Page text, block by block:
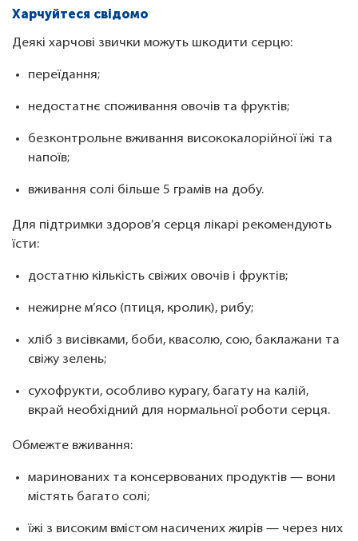
Харчуйтеся свідомо
Деякі харчові звички можуть шкодити серцю:
переїдання;
недостатнє споживання овочів та фруктів;
безконтрольне вживання висококалорійної їжі та
напоїв;
вживання солі більше 5 грамів на добу.
Для підтримки здоров’я серця лікарі рекомендують
їсти:
достатню кількість свіжих овочів і фруктів;
нежирне м’ясо (птиця, кролик), рибу;
хліб з висівками, боби, квасолю, сою, баклажани та
свіжу зелень;
сухофрукти, особливо курагу, багату на калій,
вкрай необхідний для нормальної роботи серця.
Обмежте вживання:
маринованих та консервованих продуктів — вони
містять багато солі;
їжі з високим вмістом насичених жирів — через них